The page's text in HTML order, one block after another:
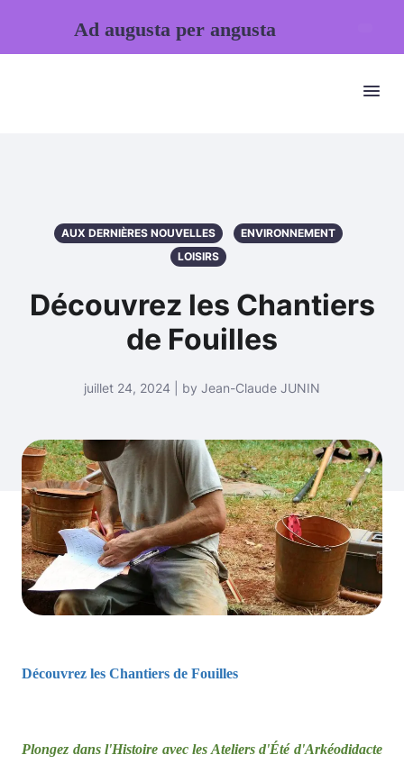
AUX DERNIÈRES NOUVELLES
ENVIRONNEMENT
LOISIRS
Découvrez les Chantiers
de Fouilles
juillet 24, 2024 | by Jean-Claude JUNIN
Découvrez les Chantiers de Fouilles
Plongez dans l'Histoire avec les Ateliers d'Été d'Arkéodidacte
Ad augusta per angusta